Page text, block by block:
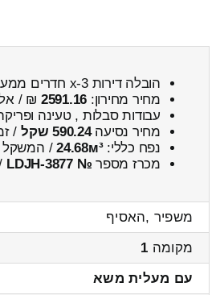
הובלה דירות 3-x חדרים ממענית ← לשפיר
מחיר מחירון: 2591.16
₪ /
עבודות סבלות , טעינה
מחיר נסיעה590.24 שקל /
נפח כללי:24.68м³/ המשקל
מכרז מספר № LDJH-3877
משפיר ,האסיף
מקומה 1
עם מעלית משא